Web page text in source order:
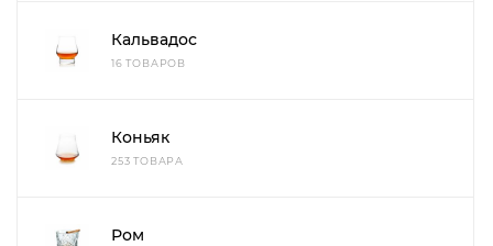
Кальвадос
16 ТОВАРОВ
Коньяк
253 ТОВАРА
Ром